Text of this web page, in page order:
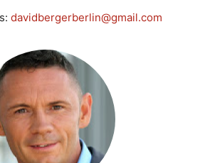
davidbergerberlin@gmail.com